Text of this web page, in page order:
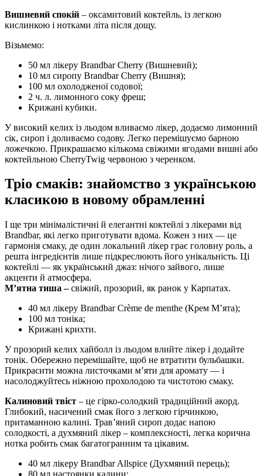
Вишневий спокій – оксамитовий коктейль, із легкою
кислинкою і нотками літа після дощу.
Візьмемо:
50 мл лікеру Brandbar Cherry (Вишневий);
10 мл сиропу Brandbar Cherry (Вишня);
100 мл охолодженої содової;
2 ч. л. лимонного соку фреш;
Крижані кубики.
У високий келих із льодом вливаємо лікер, додаємо лимонний
сік, сироп і доливаємо содову. Легко перемішуємо барною
ложечкою. Прикрашаємо кількома свіжими ягодами вишні або
коктейльною CherryTwig червоною з черенком.
Тріо смаків: знайомство з українською
класикою в новому обрамленні
І ще три мінімалістичні й елегантні коктейлі з лікерами від
Brandbar, які легко приготувати вдома. Кожен з них — це
гармонія смаку, де один локальний лікер грає головну роль, а
решта інгредієнтів лише підкреслюють його унікальність. Ці
коктейлі — як український джаз: нічого зайвого, лише
акценти й атмосфера.
М’ятна тиша–свіжий, прозорий, як ранок у Карпатах.
40 мл лікеру Brandbar Crème de menthe (Крем М’ята);
100 мл тоніка;
Крижані крихти.
У прозорий келих хайболл із льодом влийте лікер і додайте
тонік. Обережно перемішайте, щоб не втратити бульбашки.
Прикрасити можна листочками м’яти для аромату — і
насолоджуйтесь ніжною прохолодою та чистотою смаку.
Калиновий твіст – це гірко-солодкий традиційний акорд.
Глибокий, насичений смак його з легкою гірчинкою,
притаманною калині. Трав’яний сироп додає напою
солодкості, а духмяний лікер – комплексності, легка корична
нотка робить смак багатогранним та цікавим.
40 мл лікеру Brandbar Allspice (Духмяний перець);